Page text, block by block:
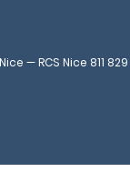
— RCS Nice 811